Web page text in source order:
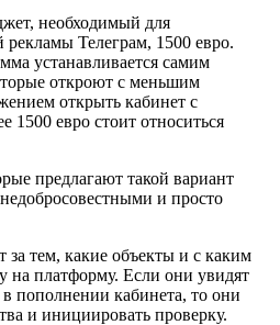
необходимый для
Телеграм, 1500 евро.
устанавливается самим
откроют с меньшим
открыть кабинет с
евро стоит относиться
предлагают такой вариант
и просто
за тем, какие объекты и с каким
на платформу. Если они увидят
пополнении кабинета, то они
и инициировать проверку.